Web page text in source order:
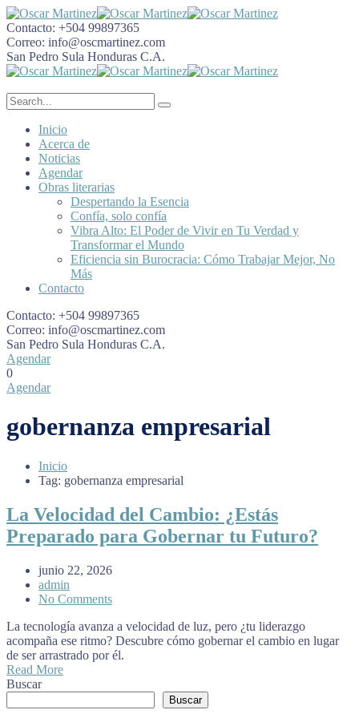
Contacto: +504 99897365
Correo: info@oscmartinez.com
San Pedro Sula Honduras C.A.
Inicio
Acerca de
Noticias
Agendar
Obras literarias
Despertando la Esencia
Confía, solo confía
Vibra Alto: El Poder de Vivir en Tu Verdad y
Transformar el Mundo
Eficiencia sin Burocracia: Cómo Trabajar Mejor, No
Más
Contacto
Contacto: +504 99897365
Correo: info@oscmartinez.com
San Pedro Sula Honduras C.A.
Agendar
0
Agendar
gobernanza empresarial
Inicio
Tag: gobernanza empresarial
La Velocidad del Cambio: ¿Estás
Preparado para Gobernar tu Futuro?
junio 22, 2026
admin
No Comments
La tecnología avanza a velocidad de luz, pero ¿tu liderazgo
acompaña ese ritmo? Descubre cómo gobernar el cambio en lugar
de ser arrastrado por él.
Read More
Buscar
Buscar